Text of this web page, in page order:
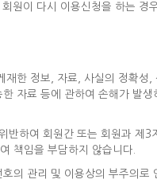
원이 다시 이용신청을 하는 경
한 정보, 자료, 사실의 정확성
자료 등에 관하여 손해가 발
반하여 회원간 또는 회원과 제3
책임을 부담하지 않습니다.
의 관리 및 이용상의 부주의